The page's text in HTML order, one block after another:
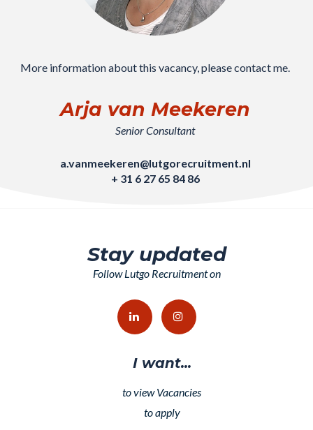
More information about this vacancy, please contact me.
Arja van Meekeren
Senior Consultant
a.vanmeekeren@lutgorecruitment.nl
+ 31 6 27 65 84 86
Stay updated
Follow Lutgo Recruitment on
I want...
to view Vacancies
to apply